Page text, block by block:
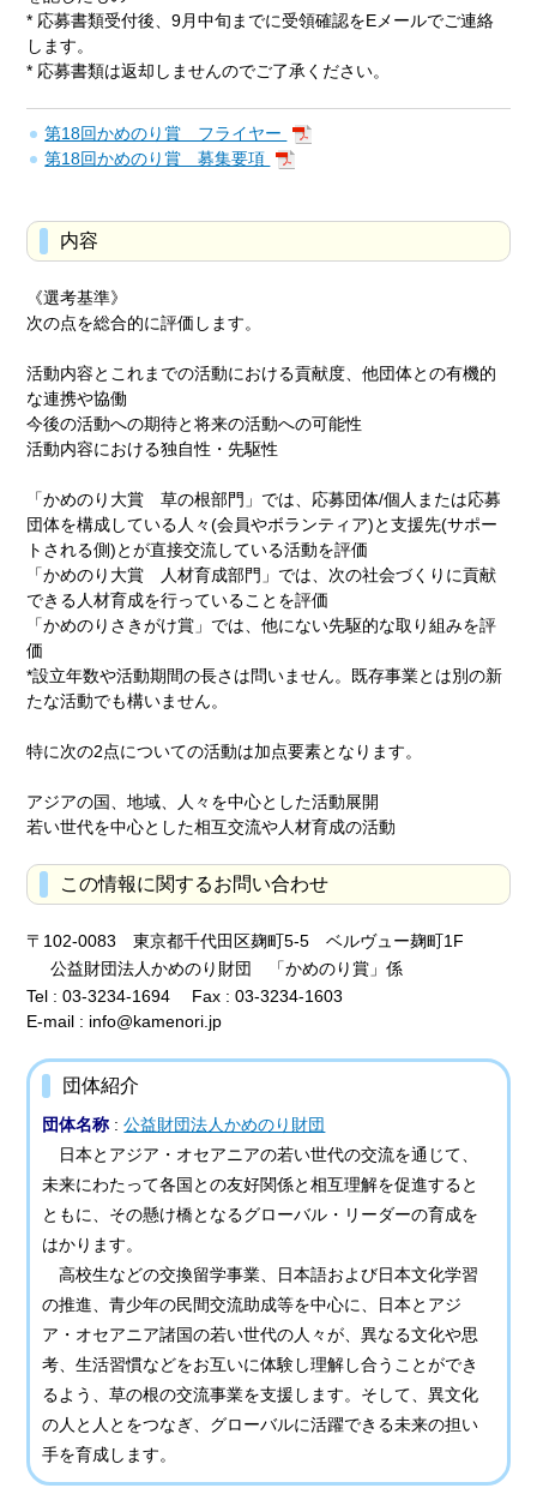
* 応募書類受付後、9月中旬までに受領確認をEメールでご連絡
します。
* 応募書類は返却しませんのでご了承ください。
第18回かめのり賞 フライヤー
第18回かめのり賞 募集要項
内容
《選考基準》
次の点を総合的に評価します。
活動内容とこれまでの活動における貢献度、他団体との有機的
な連携や協働
今後の活動への期待と将来の活動への可能性
活動内容における独自性・先駆性
「かめのり大賞 草の根部門」では、応募団体/個人または応募
団体を構成している人々(会員やボランティア)と支援先(サポー
トされる側)とが直接交流している活動を評価
「かめのり大賞 人材育成部門」では、次の社会づくりに貢献
できる人材育成を行っていることを評価
「かめのりさきがけ賞」では、他にない先駆的な取り組みを評
価
*設立年数や活動期間の長さは問いません。既存事業とは別の新
たな活動でも構いません。
特に次の2点についての活動は加点要素となります。
アジアの国、地域、人々を中心とした活動展開
若い世代を中心とした相互交流や人材育成の活動
この情報に関するお問い合わせ
〒102-0083 東京都千代田区麹町5-5 ベルヴュー麹町1F
公益財団法人かめのり財団 「かめのり賞」係
Tel : 03-3234-1694 Fax : 03-3234-1603
E-mail : info@kamenori.jp
団体紹介
団体名称 :公益財団法人かめのり財団
日本とアジア・オセアニアの若い世代の交流を通じて、
未来にわたって各国との友好関係と相互理解を促進すると
ともに、その懸け橋となるグローバル・リーダーの育成を
はかります。
高校生などの交換留学事業、日本語および日本文化学習
の推進、青少年の民間交流助成等を中心に、日本とアジ
ア・オセアニア諸国の若い世代の人々が、異なる文化や思
考、生活習慣などをお互いに体験し理解し合うことができ
るよう、草の根の交流事業を支援します。そして、異文化
の人と人とをつなぎ、グローバルに活躍できる未来の担い
手を育成します。